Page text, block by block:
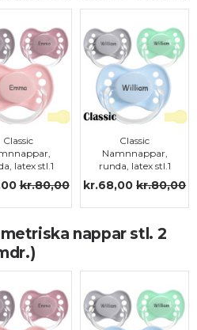
Classic
latex stl.1
kr.80,00
Classic
Namnnappar,
runda, latex stl.1
kr.68,00 kr.80,00
nappar stl. 2